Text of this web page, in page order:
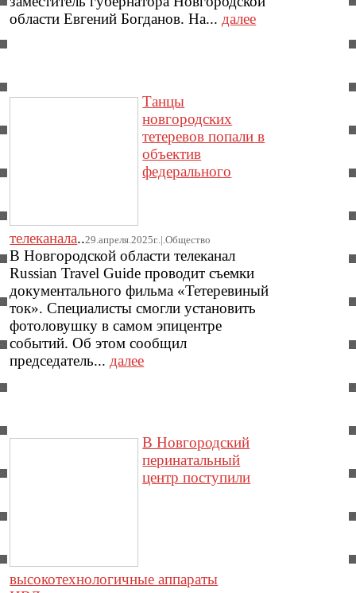
области Евгений Богданов. На...далее
Танцы
новгородских
тетеревов попали в
объектив
федерального
телеканала..29.апреля.2025г..|.Общество
В Новгородской области телеканал
Russian Travel Guide проводит съемки
документального фильма «Тетеревиный
ток». Специалисты смогли установить
фотоловушку в самом эпицентре
событий. Об этом сообщил
председатель... далее
В Новгородский
перинатальный
центр поступили
высокотехнологичные аппараты